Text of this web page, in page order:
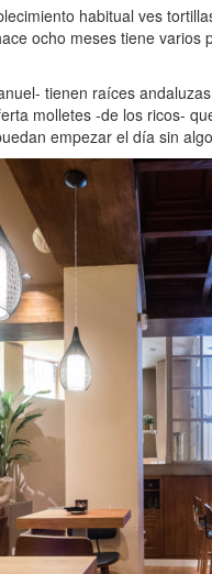
habitual ves
ocho meses tiene
tienen raíces
molletes -de los ricos-
empezar el día sin